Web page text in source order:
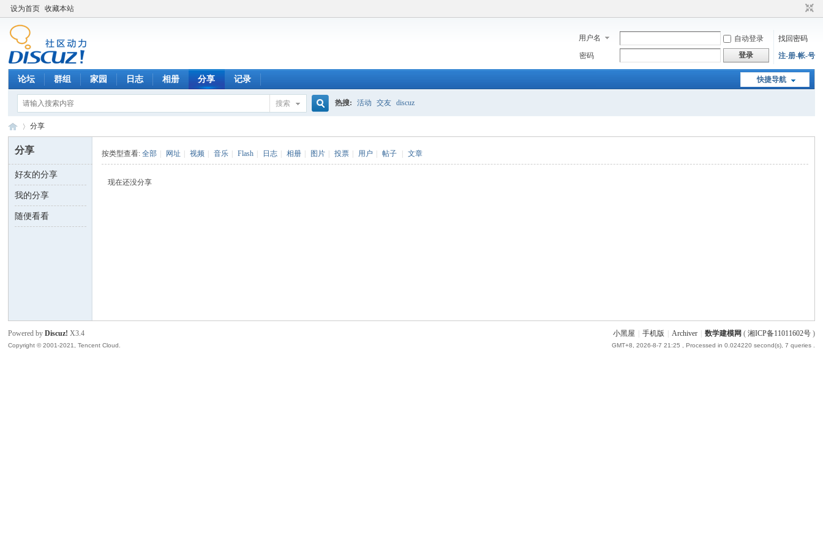
设为首页 收藏本站
用户名 自动登录
找回密码
密码
登录 注-册-帐-号
快捷导航
论坛 群组 家园 日志 相册 分享 记录
搜索 热搜: 活动 交友 discuz
数 ›
分享
分享
好友的分享
我的分享
随便看看
按类型查看:全部 网址 视频 音乐 Flash 日志 相册 图片 投票 用户 帖子 文章
现在还没分享
小黑屋 手机版 Archiver 数学建模网 ( 湘ICP备11011602号)
GMT+8, 2026-8-7 21:25 , Processed in 0.024220 second(s), 7 queries .
Powered byDiscuz! X3.4
Copyright © 2001-2021, Tencent Cloud.